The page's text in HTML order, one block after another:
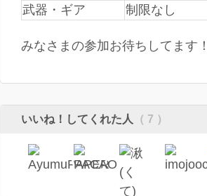
武器・ギア
制限なし
みなさまの参加お待ちしてます！
いいね！してくれた人 （ 7 ）